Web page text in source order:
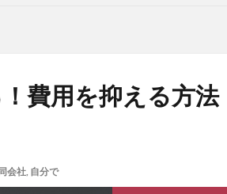
費用を抑える方法
会社, 自分で